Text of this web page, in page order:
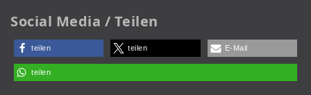
Social Media / Teilen
teilen teilen E-Mail
teilen